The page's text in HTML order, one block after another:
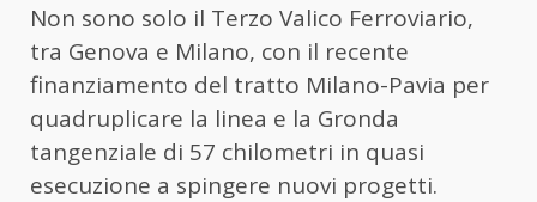
Non sono solo il Terzo Valico Ferroviario,
tra Genova e Milano, con il recente
finanziamento del tratto Milano-Pavia per
quadruplicare la linea e la Gronda
tangenziale di 57 chilometri in quasi
esecuzione a spingere nuovi progetti.